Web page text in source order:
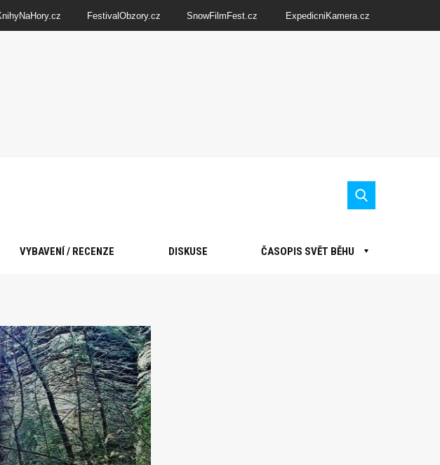
FestivalObzory.cz SnowFilmFest.cz ExpedicniKamera.cz
VYBAVENÍ / RECENZE DISKUSE ČASOPIS SVĚT BĚHU